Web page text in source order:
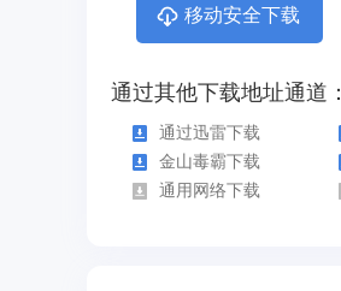
移动安全下载
通过其他下载地址通道：
通过迅雷下载
金山毒霸下载
通用网络下载